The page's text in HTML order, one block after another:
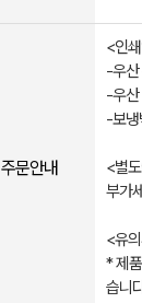
주문안내
<인
-우산
-우산
-보냉
<별
부가
<유
* 제
습니